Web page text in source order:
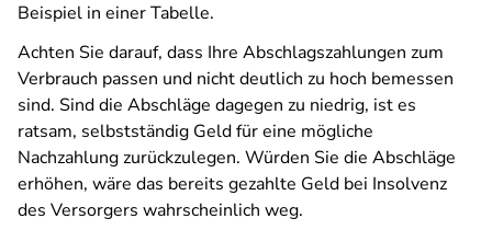
Beispiel in einer Tabelle.
Achten Sie darauf, dass Ihre Abschlagszahlungen zum
Verbrauch passen und nicht deutlich zu hoch bemessen
sind. Sind die Abschläge dagegen zu niedrig, ist es
ratsam, selbstständig Geld für eine mögliche
Nachzahlung zurückzulegen. Würden Sie die Abschläge
erhöhen, wäre das bereits gezahlte Geld bei Insolvenz
des Versorgers wahrscheinlich weg.